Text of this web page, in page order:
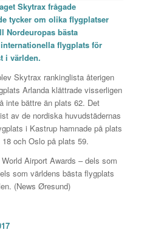
Skytrax frågade
tycker om olika flygplatser
Nordeuropas bästa
flygplats för
i världen.
Skytrax rankinglista återigen
Arlanda klättrade visserligen
inte bättre än plats 62. Det
av de nordiska huvudstädernas
i Kastrup hamnade på plats
och Oslo på plats 59.
Airport Awards – dels som
som världens bästa flygplats
(News Øresund)